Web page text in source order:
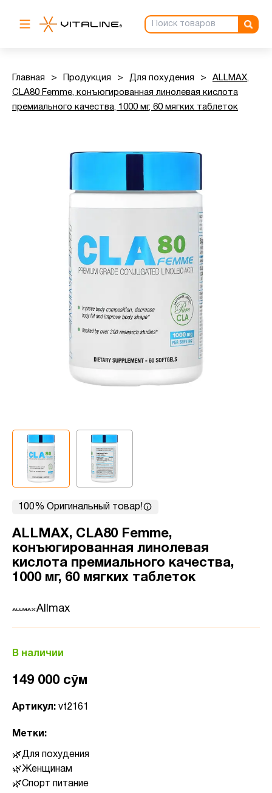
Главная > Продукция > Для похудения >
ALLMAX,
CLA80 Femme, конъюгированная линолевая кислота
премиального качества, 1000 мг, 60 мягких таблеток
100% Оригинальный товар!
ALLMAX, CLA80 Femme,
конъюгированная линолевая
кислота премиального качества,
1000 мг, 60 мягких таблеток
Allmax
В наличии
149 000 сӯм
Артикул: vt2161
Метки:
Для похудения
Женщинам
Спорт питание